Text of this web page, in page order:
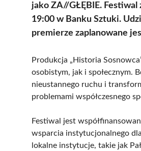
jako ZA//GŁĘBIE.
19:00 w Banku Sztuki.
premierze zaplanowane
Produkcja „Historia
osobistym, jak i społecznym.
nieustannego ruchu i
problemami współczesnego
Festiwal jest
wsparcia instytucjonalnego
lokalne instytucje, takie jak